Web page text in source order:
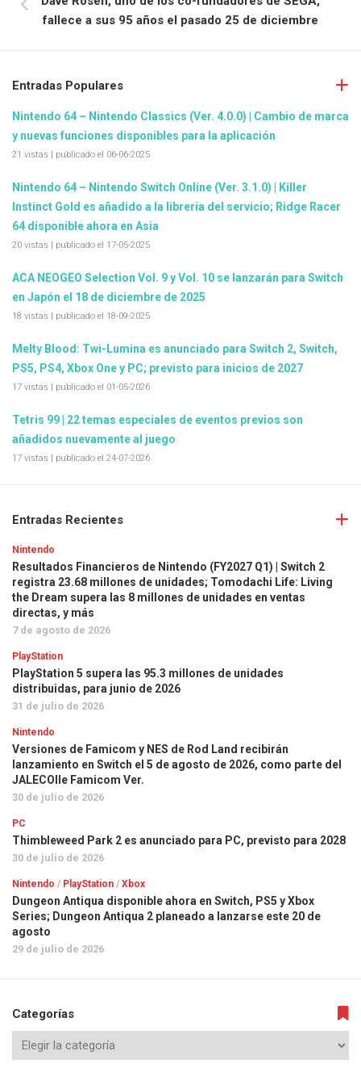
fallece a sus 95 años el pasado 25 de diciembre
Entradas Populares
Nintendo 64 – Nintendo Classics (Ver. 4.0.0) | Cambio de marca
y nuevas funciones disponibles para la aplicación
21 vistas publicado el 06-06-2025
Nintendo 64 – Nintendo Switch Online (Ver. 3.1.0) | Killer
Instinct Gold es añadido a la librería del servicio; Ridge Racer
64 disponible ahora en Asia
20 vistas publicado el 17-05-2025
ACA NEOGEO Selection Vol. 9 y Vol. 10 se lanzarán para Switch
en Japón el 18 de diciembre de 2025
18 vistas publicado el 18-09-2025
Melty Blood: Twi-Lumina es anunciado para Switch 2, Switch,
PS5, PS4, Xbox One y PC; previsto para inicios de 2027
17 vistas publicado el 01-05-2026
Tetris 99 | 22 temas especiales de eventos previos son
añadidos nuevamente al juego
17 vistas publicado el 24-07-2026
Entradas Recientes
Nintendo
Resultados Financieros de Nintendo (FY2027 Q1) | Switch 2
registra 23.68 millones de unidades; Tomodachi Life: Living
the Dream supera las 8 millones de unidades en ventas
directas, y más
7 de agosto de 2026
PlayStation
PlayStation 5 supera las 95.3 millones de unidades
distribuidas, para junio de 2026
31 de julio de 2026
Nintendo
Versiones de Famicom y NES de Rod Land recibirán
lanzamiento en Switch el 5 de agosto de 2026, como parte del
JALECOlle Famicom Ver.
30 de julio de 2026
PC
Thimbleweed Park 2 es anunciado para PC, previsto para 2028
30 de julio de 2026
Nintendo / PlayStation / Xbox
Dungeon Antiqua disponible ahora en Switch, PS5 y Xbox
Series; Dungeon Antiqua 2 planeado a lanzarse este 20 de
agosto
29 de julio de 2026
Categorías